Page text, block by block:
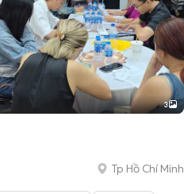
3
Tp Hồ Chí Minh